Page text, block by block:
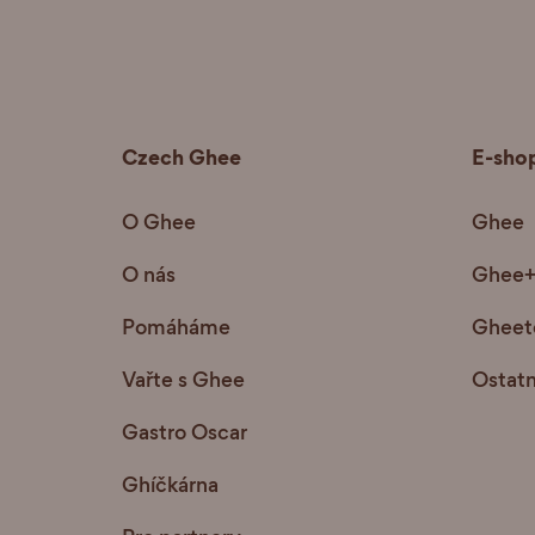
Czech Ghee
O Ghee
O nás
Pomáháme
Vařte s Ghee
Gastro Oscar
Ghíčkárna
E-
Ghee
Ghee+